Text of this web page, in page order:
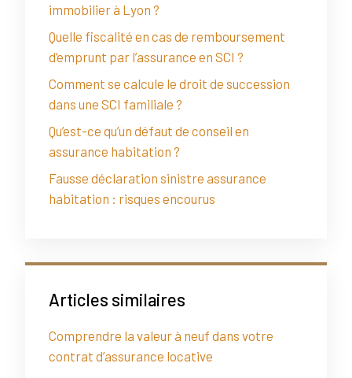
immobilier à Lyon ?
Quelle fiscalité en cas de remboursement
d’emprunt par l’assurance en SCI ?
Comment se calcule le droit de succession
dans une SCI familiale ?
Qu’est-ce qu’un défaut de conseil en
assurance habitation ?
Fausse déclaration sinistre assurance
habitation : risques encourus
Articles similaires
Comprendre la valeur à neuf dans votre
contrat d’assurance locative